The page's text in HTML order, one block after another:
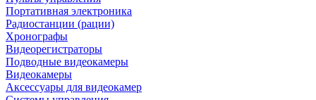
Портативная электроника
Радиостанции (рации)
Хронографы
Видеорегистраторы
Подводные видеокамеры
Видеокамеры
Аксессуары для видеокамер